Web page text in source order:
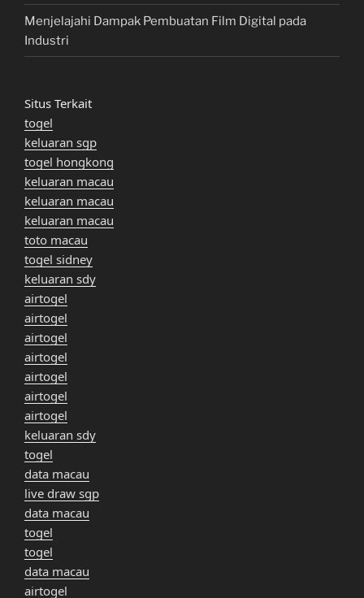
Menjelajahi Dampak Pembuatan Film Digital pada
Industri
Situs Terkait
togel
keluaran sgp
togel hongkong
keluaran macau
keluaran macau
keluaran macau
toto macau
togel sidney
keluaran sdy
airtogel
airtogel
airtogel
airtogel
airtogel
airtogel
airtogel
keluaran sdy
togel
data macau
live draw sgp
data macau
togel
togel
data macau
airtogel